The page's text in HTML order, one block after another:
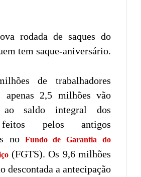
rodada de saques do
tem saque-aniversário.
de trabalhadores
apenas 2,5 milhões vão
saldo integral dos
feitos pelos antigos
noFundo de Garantia do
(FGTS). Os 9,6 milhões
descontada a antecipação